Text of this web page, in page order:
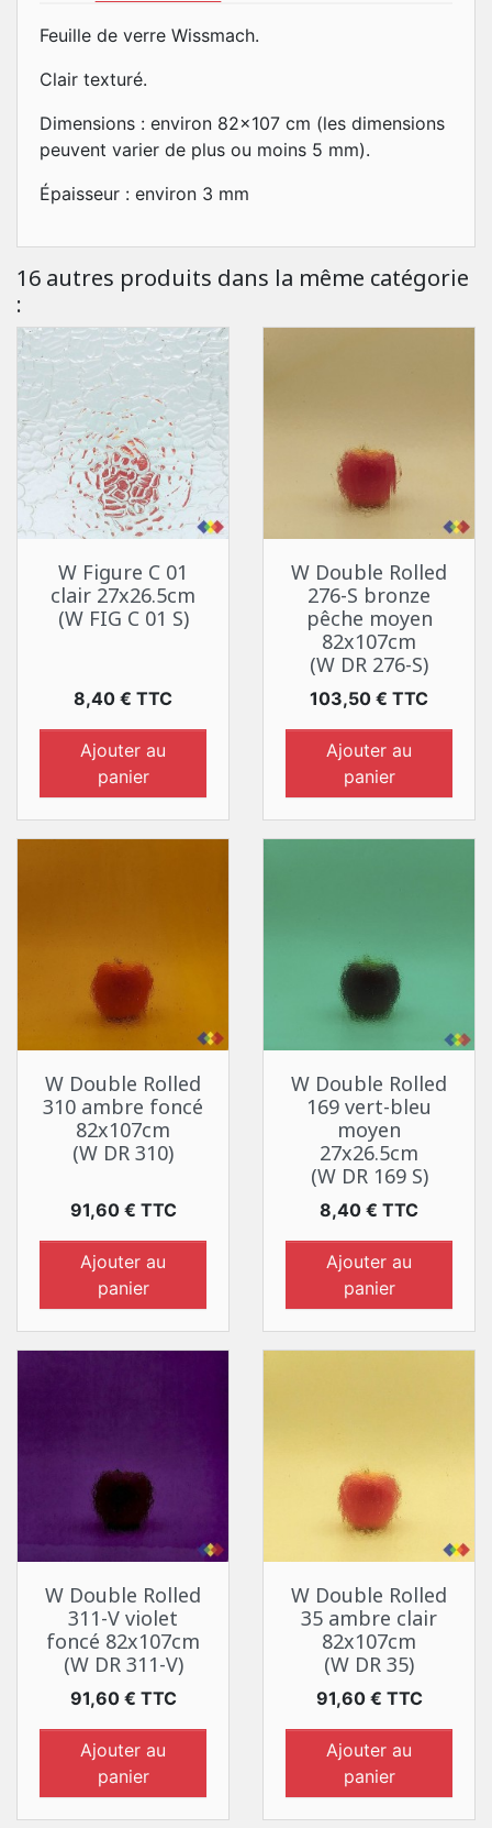
Feuille de verre Wissmach.
Clair texturé.
Dimensions : environ 82x107 cm (les dimensions
peuvent varier de plus ou moins 5 mm).
Épaisseur : environ 3 mm
16 autres produits dans la même catégorie
:
W Figure C 01
clair 27x26.5cm
(W FIG C 01 S)
Prix
8,40 € TTC
Ajouter au
panier
W Double Rolled
276-S bronze
pêche moyen
82x107cm
(W DR 276-S)
Prix
103,50 € TTC
Ajouter au
panier
W Double Rolled
310 ambre foncé
82x107cm
(W DR 310)
Prix
91,60 € TTC
Ajouter au
panier
W Double Rolled
169 vert-bleu
moyen
27x26.5cm
(W DR 169 S)
Prix
8,40 € TTC
Ajouter au
panier
W Double Rolled
311-V violet
foncé 82x107cm
(W DR 311-V)
Prix
91,60 € TTC
Ajouter au
panier
W Double Rolled
35 ambre clair
82x107cm
(W DR 35)
Prix
91,60 € TTC
Ajouter au
panier